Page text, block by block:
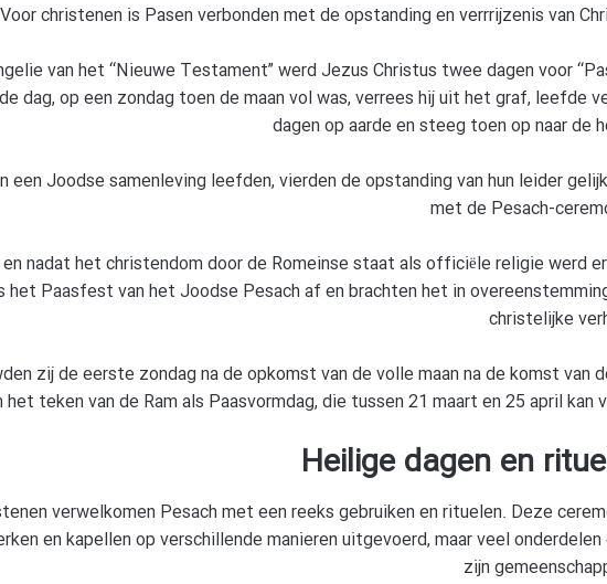
Voor christenen is Pasen verbonden met de opstanding en verrrijzenis van
van het “Nieuwe Testament” werd Jezus Christus twee dagen voor
dag, op een zondag toen de maan vol was, verrees hij uit het graf, leefde
dagen op aarde en steeg toen op naar de
een Joodse samenleving leefden, vierden de opstanding van hun leider
met de Pesach-
en nadat het christendom door de Romeinse staat als officiële religie werd
het Paasfest van het Joodse Pesach af en brachten het in
christelijke
zij de eerste zondag na de opkomst van de volle maan na de komst van
het teken van de Ram als Paasvormdag, die tussen 21 maart en 25 april kan
Heilige dagen en
verwelkomen Pesach met een reeks gebruiken en rituelen. Deze
en kapellen op verschillende manieren uitgevoerd, maar veel onderdelen
zijn